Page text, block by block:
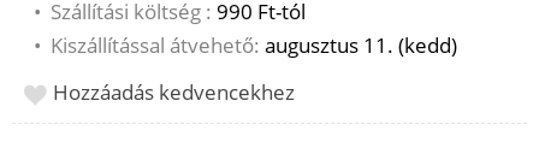
• Szállítási költség : 990 Ft-tól
• Kiszállítással átvehető: augusztus 11. (kedd)
Hozzáadás kedvencekhez